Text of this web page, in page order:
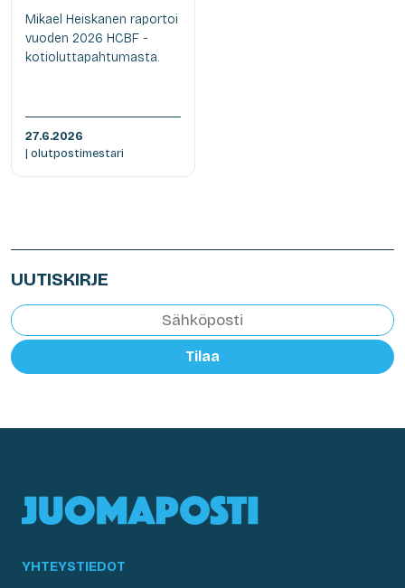
Mikael Heiskanen raportoi
vuoden 2026 HCBF -
kotioluttapahtumasta.
27.6.2026
| olutpostimestari
UUTISKIRJE
Tilaa
YHTEYSTIEDOT